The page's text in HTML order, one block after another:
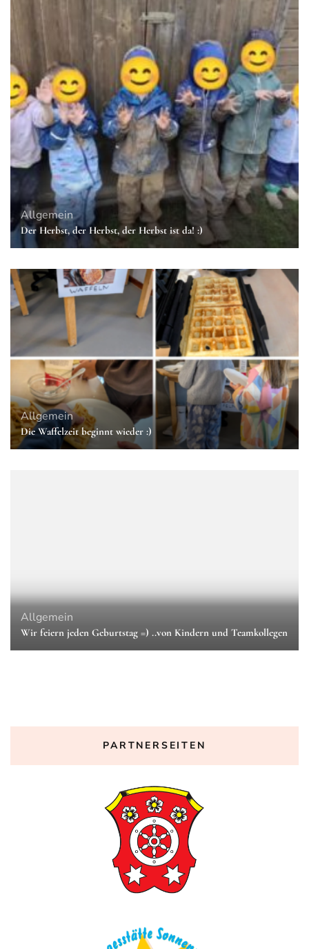
Allgemein
Der Herbst, der Herbst, der Herbst ist da! :)
Allgemein
Die Waffelzeit beginnt wieder :)
Allgemein
Wir feiern jeden Geburtstag =) ..von Kindern und Teamkollegen
PARTNERSEITEN